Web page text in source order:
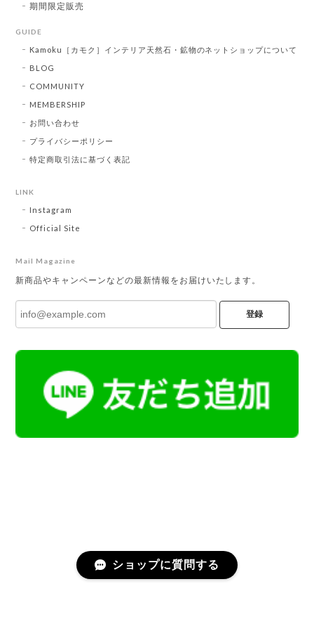
期間限定販売
GUIDE
Kamoku［カモク］インテリア天然石・鉱物のネットショップについて
BLOG
COMMUNITY
MEMBERSHIP
お問い合わせ
プライバシーポリシー
特定商取引法に基づく表記
LINK
Instagram
Official Site
Mail Magazine
新商品やキャンペーンなどの最新情報をお届けいたします。
登録
ショップに質問する